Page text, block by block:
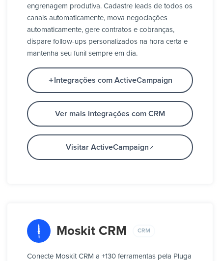
engrenagem produtiva. Cadastre leads de todos os
canais automaticamente, mova negociações
automaticamente, gere contratos e cobranças,
dispare follow-ups personalizados na hora certa e
mantenha seu funil sempre em dia.
Integrações com ActiveCampaign
Ver mais integrações com CRM
Visitar ActiveCampaign
Moskit CRM CRM
Conecte Moskit CRM a +130 ferramentas pela Pluga